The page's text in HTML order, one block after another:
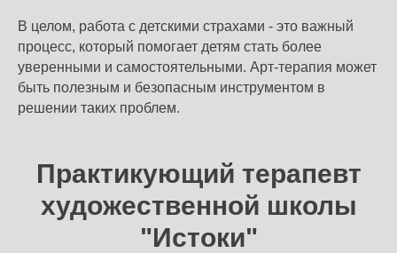
В целом, работа с детскими страхами - это важный
процесс, который помогает детям стать более
уверенными и самостоятельными. Арт-терапия может
быть полезным и безопасным инструментом в
решении таких проблем.
Практикующий терапевт
художественной школы
"Истоки"